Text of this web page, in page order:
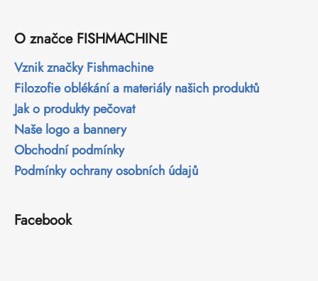
O značce FISHMACHINE
Vznik značky Fishmachine
Filozofie oblékání a materiály našich produktů
Jak o produkty pečovat
Naše logo a bannery
Obchodní podmínky
Podmínky ochrany osobních údajů
Facebook